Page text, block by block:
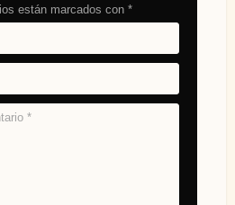
están marcados con *